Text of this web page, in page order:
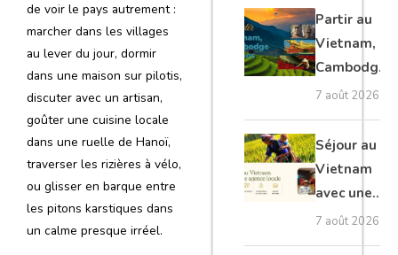
de voir le pays autrement :
marcher dans les villages
au lever du jour, dormir
dans une maison sur pilotis,
discuter avec un artisan,
goûter une cuisine locale
dans une ruelle de Hanoï,
traverser les rizières à vélo,
ou glisser en barque entre
les pitons karstiques dans
un calme presque irréel.
Partir au
Vietnam,
Cambodge
et Laos :
voyage
authentique
7 août 2026
Séjour au
Vietnam
avec une
agence
locale :
7 août 2026